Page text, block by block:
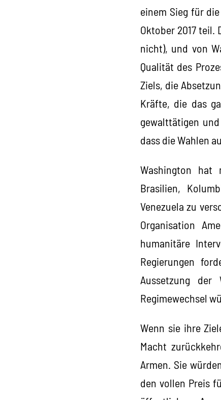
einem Sieg für
Oktober 2017 teil.
nicht), und von
Qualität des
Ziels, die
Kräfte, die das
gewalttätigen
dass die Wahlen
Washington hat
Brasilien,
Venezuela zu
Organisation
humanitäre
Regierungen
Aussetzung
Regimewechsel
Wenn sie ihre
Macht
Armen. Sie
den vollen Preis